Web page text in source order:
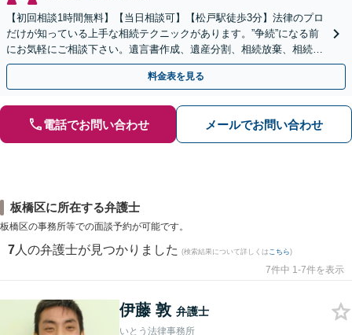
【初回相談1時間無料】【当日相談可】【松戸駅徒歩3分】法律のプロ
だけが知っている上手な相続テクニックがあります。”争続”になる前
にお気軽にご相談下さい。遺言書作成、遺産分割、相続放棄、相続税
のことなど弁護経験豊富です。
料金表を見る
電話でお問い合わせ メールでお問い合わせ
板橋区に所在する弁護士
板橋区の事務所等での面談予約が可能です。
7 人の弁護士が見つかりました (検索結果について詳しくは こちら)
7件中 1-7件を表示
伊藤 敦 弁護士
いとう法律事務所